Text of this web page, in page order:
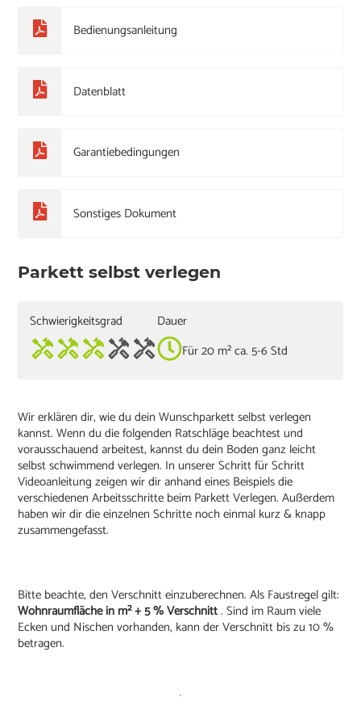
Bedienungsanleitung
Datenblatt
Garantiebedingungen
Sonstiges Dokument
Parkett selbst verlegen
Schwierigkeitsgrad
Dauer
Für 20 m² ca. 5-6 Std
Wir erklären dir, wie du dein Wunschparkett selbst verlegen
kannst. Wenn du die folgenden Ratschläge beachtest und
vorausschauend arbeitest, kannst du dein Boden ganz leicht
selbst schwimmend verlegen. In unserer Schritt für Schritt
Videoanleitung zeigen wir dir anhand eines Beispiels die
verschiedenen Arbeitsschritte beim Parkett Verlegen. Außerdem
haben wir dir die einzelnen Schritte noch einmal kurz & knapp
zusammengefasst.
Bitte beachte, den Verschnitt einzuberechnen. Als Faustregel gilt:
Wohnraumfläche in m² + 5 % Verschnitt. Sind im Raum viele
Ecken und Nischen vorhanden, kann der Verschnitt bis zu 10 %
betragen.